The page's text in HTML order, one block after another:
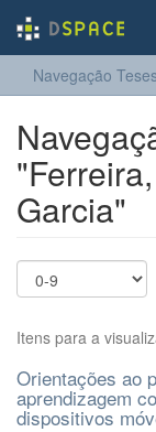
Navegação
Garcia"
Itens para a
Orientações ao
aprendizagem
dispositivos